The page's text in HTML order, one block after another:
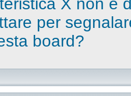
X non è
per
board?